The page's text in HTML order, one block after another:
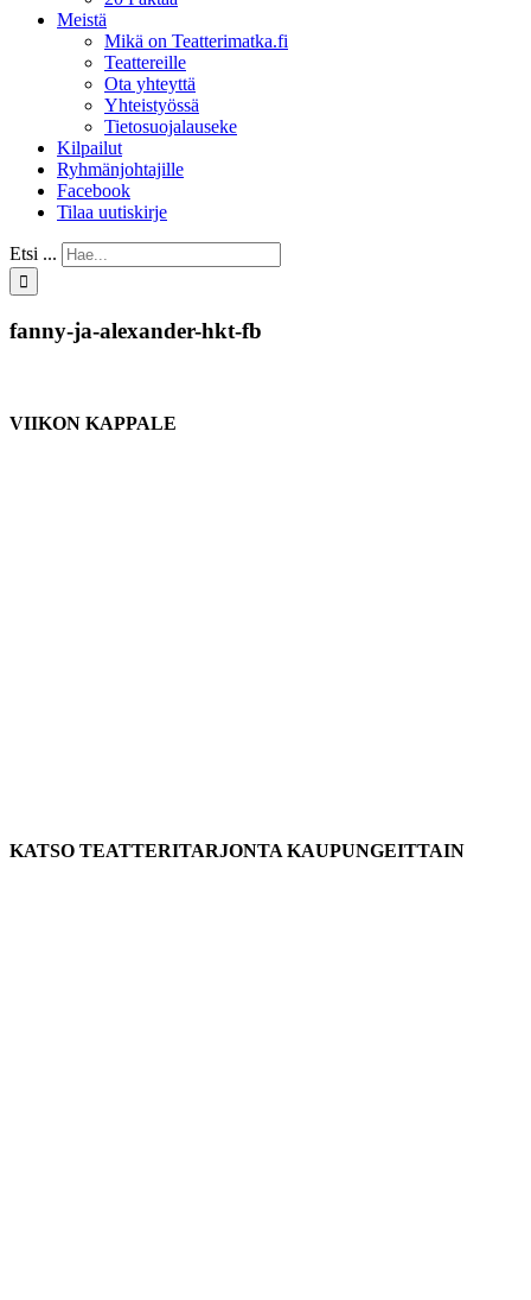
Meistä
Mikä on Teatterimatka.fi
Teattereille
Ota yhteyttä
Yhteistyössä
Tietosuojalauseke
Kilpailut
Ryhmänjohtajille
Facebook
Tilaa uutiskirje
Etsi ...
fanny-ja-alexander-hkt-fb
VIIKON KAPPALE
KATSO TEATTERITARJONTA KAUPUNGEITTAIN